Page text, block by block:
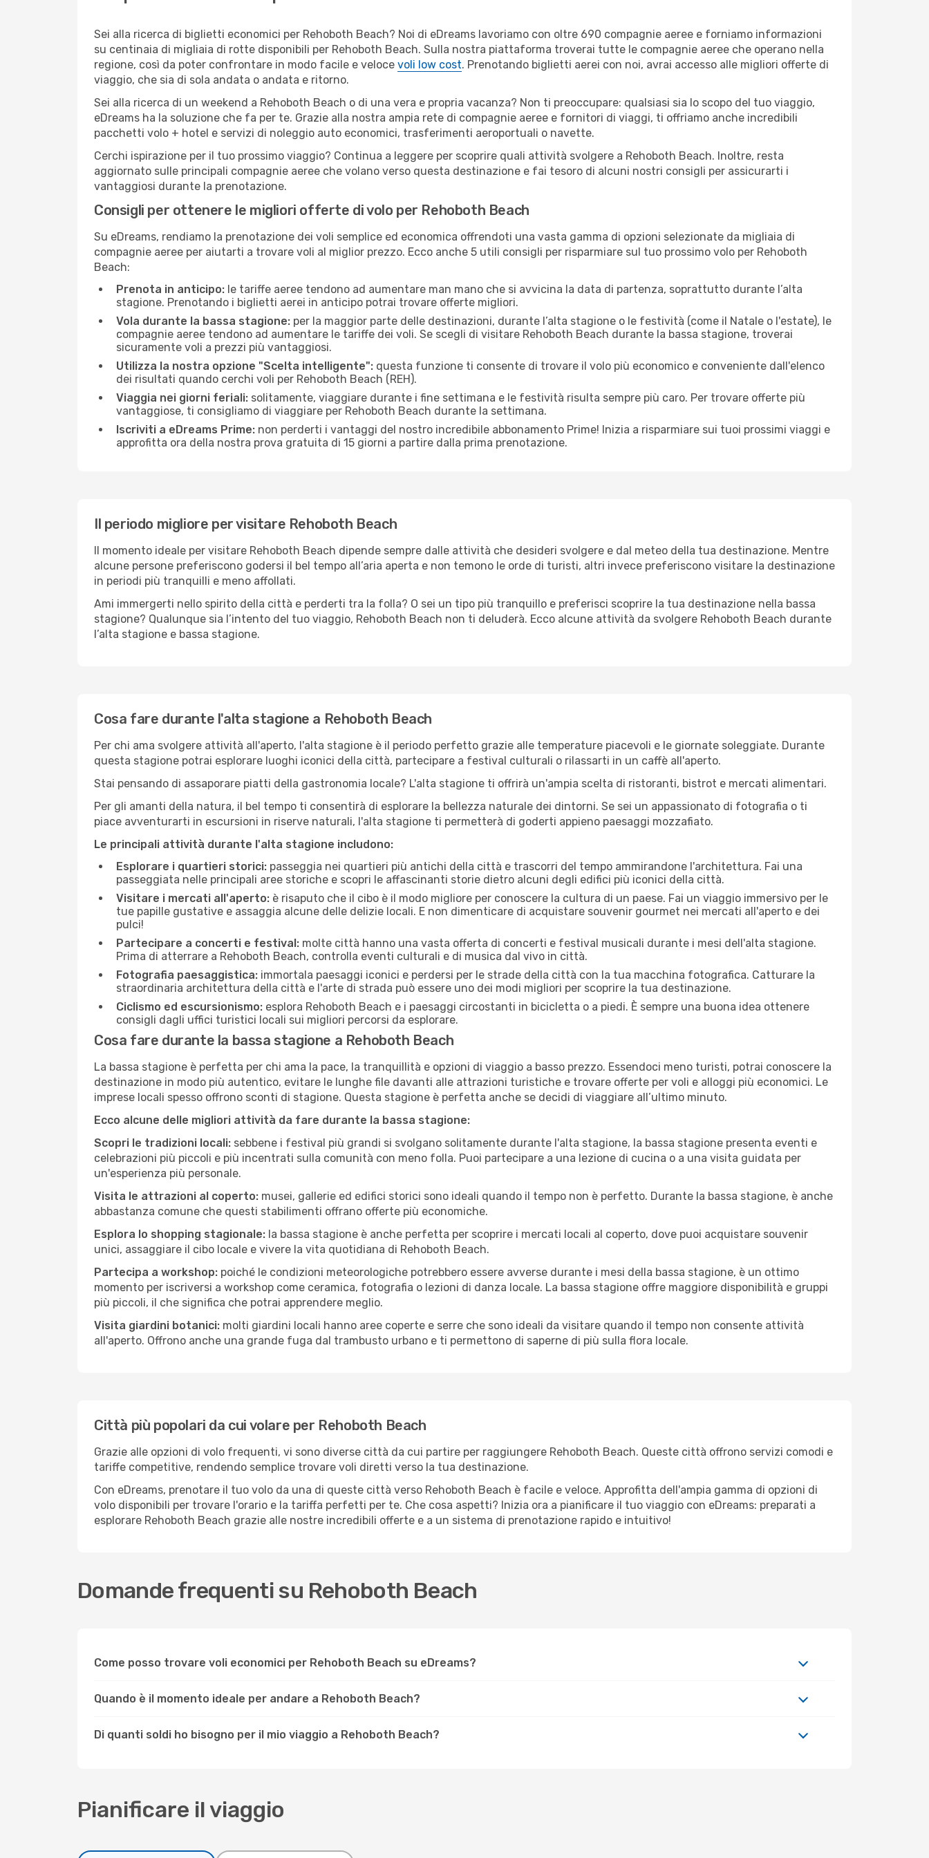
Sei alla ricerca di biglietti economici per Rehoboth Beach? Noi di eDreams lavoriamo con oltre 690 compagnie aeree e forniamo informazioni
su centinaia di migliaia di rotte disponibili per Rehoboth Beach. Sulla nostra piattaforma troverai tutte le compagnie aeree che operano nella
regione, così da poter confrontare in modo facile e veloce voli low cost. Prenotando biglietti aerei con noi, avrai accesso alle migliori offerte di
viaggio, che sia di sola andata o andata e ritorno.
Sei alla ricerca di un weekend a Rehoboth Beach o di una vera e propria vacanza? Non ti preoccupare: qualsiasi sia lo scopo del tuo viaggio,
eDreams ha la soluzione che fa per te. Grazie alla nostra ampia rete di compagnie aeree e fornitori di viaggi, ti offriamo anche incredibili
pacchetti volo + hotel e servizi di noleggio auto economici, trasferimenti aeroportuali o navette.
Cerchi ispirazione per il tuo prossimo viaggio? Continua a leggere per scoprire quali attività svolgere a Rehoboth Beach. Inoltre, resta
aggiornato sulle principali compagnie aeree che volano verso questa destinazione e fai tesoro di alcuni nostri consigli per assicurarti i
vantaggiosi durante la prenotazione.
Consigli per ottenere le migliori offerte di volo per Rehoboth Beach
Su eDreams, rendiamo la prenotazione dei voli semplice ed economica offrendoti una vasta gamma di opzioni selezionate da migliaia di
compagnie aeree per aiutarti a trovare voli al miglior prezzo. Ecco anche 5 utili consigli per risparmiare sul tuo prossimo volo per Rehoboth
Beach:
Prenota in anticipo: le tariffe aeree tendono ad aumentare man mano che si avvicina la data di partenza, soprattutto durante l’alta
stagione. Prenotando i biglietti aerei in anticipo potrai trovare offerte migliori.
Vola durante la bassa stagione: per la maggior parte delle destinazioni, durante l’alta stagione o le festività (come il Natale o l'estate), le
compagnie aeree tendono ad aumentare le tariffe dei voli. Se scegli di visitare Rehoboth Beach durante la bassa stagione, troverai
sicuramente voli a prezzi più vantaggiosi.
Utilizza la nostra opzione "Scelta intelligente": questa funzione ti consente di trovare il volo più economico e conveniente dall'elenco
dei risultati quando cerchi voli per Rehoboth Beach (REH).
Viaggia nei giorni feriali: solitamente, viaggiare durante i fine settimana e le festività risulta sempre più caro. Per trovare offerte più
vantaggiose, ti consigliamo di viaggiare per Rehoboth Beach durante la settimana.
Iscriviti a eDreams Prime: non perderti i vantaggi del nostro incredibile abbonamento Prime! Inizia a risparmiare sui tuoi prossimi viaggi e
approfitta ora della nostra prova gratuita di 15 giorni a partire dalla prima prenotazione.
Il periodo migliore per visitare Rehoboth Beach
Il momento ideale per visitare Rehoboth Beach dipende sempre dalle attività che desideri svolgere e dal meteo della tua destinazione. Mentre
alcune persone preferiscono godersi il bel tempo all’aria aperta e non temono le orde di turisti, altri invece preferiscono visitare la destinazione
in periodi più tranquilli e meno affollati.
Ami immergerti nello spirito della città e perderti tra la folla? O sei un tipo più tranquillo e preferisci scoprire la tua destinazione nella bassa
stagione? Qualunque sia l’intento del tuo viaggio, Rehoboth Beach non ti deluderà. Ecco alcune attività da svolgere Rehoboth Beach durante
l’alta stagione e bassa stagione.
Cosa fare durante l'alta stagione a Rehoboth Beach
Per chi ama svolgere attività all'aperto, l'alta stagione è il periodo perfetto grazie alle temperature piacevoli e le giornate soleggiate. Durante
questa stagione potrai esplorare luoghi iconici della città, partecipare a festival culturali o rilassarti in un caffè all'aperto.
Stai pensando di assaporare piatti della gastronomia locale? L'alta stagione ti offrirà un'ampia scelta di ristoranti, bistrot e mercati alimentari.
Per gli amanti della natura, il bel tempo ti consentirà di esplorare la bellezza naturale dei dintorni. Se sei un appassionato di fotografia o ti
piace avventurarti in escursioni in riserve naturali, l'alta stagione ti permetterà di goderti appieno paesaggi mozzafiato.
Le principali attività durante l'alta stagione includono:
Esplorare i quartieri storici: passeggia nei quartieri più antichi della città e trascorri del tempo ammirandone l'architettura. Fai una
passeggiata nelle principali aree storiche e scopri le affascinanti storie dietro alcuni degli edifici più iconici della città.
Visitare i mercati all'aperto: è risaputo che il cibo è il modo migliore per conoscere la cultura di un paese. Fai un viaggio immersivo per le
tue papille gustative e assaggia alcune delle delizie locali. E non dimenticare di acquistare souvenir gourmet nei mercati all'aperto e dei
pulci!
Partecipare a concerti e festival: molte città hanno una vasta offerta di concerti e festival musicali durante i mesi dell'alta stagione.
Prima di atterrare a Rehoboth Beach, controlla eventi culturali e di musica dal vivo in città.
Fotografia paesaggistica: immortala paesaggi iconici e perdersi per le strade della città con la tua macchina fotografica. Catturare la
straordinaria architettura della città e l'arte di strada può essere uno dei modi migliori per scoprire la tua destinazione.
Ciclismo ed escursionismo: esplora Rehoboth Beach e i paesaggi circostanti in bicicletta o a piedi. È sempre una buona idea ottenere
consigli dagli uffici turistici locali sui migliori percorsi da esplorare.
Cosa fare durante la bassa stagione a Rehoboth Beach
La bassa stagione è perfetta per chi ama la pace, la tranquillità e opzioni di viaggio a basso prezzo. Essendoci meno turisti, potrai conoscere la
destinazione in modo più autentico, evitare le lunghe file davanti alle attrazioni turistiche e trovare offerte per voli e alloggi più economici. Le
imprese locali spesso offrono sconti di stagione. Questa stagione è perfetta anche se decidi di viaggiare all’ultimo minuto.
Ecco alcune delle migliori attività da fare durante la bassa stagione:
Scopri le tradizioni locali: sebbene i festival più grandi si svolgano solitamente durante l'alta stagione, la bassa stagione presenta eventi e
celebrazioni più piccoli e più incentrati sulla comunità con meno folla. Puoi partecipare a una lezione di cucina o a una visita guidata per
un'esperienza più personale.
Visita le attrazioni al coperto: musei, gallerie ed edifici storici sono ideali quando il tempo non è perfetto. Durante la bassa stagione, è anche
abbastanza comune che questi stabilimenti offrano offerte più economiche.
Esplora lo shopping stagionale: la bassa stagione è anche perfetta per scoprire i mercati locali al coperto, dove puoi acquistare souvenir
unici, assaggiare il cibo locale e vivere la vita quotidiana di Rehoboth Beach.
Partecipa a workshop: poiché le condizioni meteorologiche potrebbero essere avverse durante i mesi della bassa stagione, è un ottimo
momento per iscriversi a workshop come ceramica, fotografia o lezioni di danza locale. La bassa stagione offre maggiore disponibilità e gruppi
più piccoli, il che significa che potrai apprendere meglio.
Visita giardini botanici: molti giardini locali hanno aree coperte e serre che sono ideali da visitare quando il tempo non consente attività
all'aperto. Offrono anche una grande fuga dal trambusto urbano e ti permettono di saperne di più sulla flora locale.
Città più popolari da cui volare per Rehoboth Beach
Grazie alle opzioni di volo frequenti, vi sono diverse città da cui partire per raggiungere Rehoboth Beach. Queste città offrono servizi comodi e
tariffe competitive, rendendo semplice trovare voli diretti verso la tua destinazione.
Con eDreams, prenotare il tuo volo da una di queste città verso Rehoboth Beach è facile e veloce. Approfitta dell'ampia gamma di opzioni di
volo disponibili per trovare l'orario e la tariffa perfetti per te. Che cosa aspetti? Inizia ora a pianificare il tuo viaggio con eDreams: preparati a
esplorare Rehoboth Beach grazie alle nostre incredibili offerte e a un sistema di prenotazione rapido e intuitivo!
Domande frequenti su Rehoboth Beach
Come posso trovare voli economici per Rehoboth Beach su eDreams?
Quando è il momento ideale per andare a Rehoboth Beach?
Di quanti soldi ho bisogno per il mio viaggio a Rehoboth Beach?
Pianificare il viaggio